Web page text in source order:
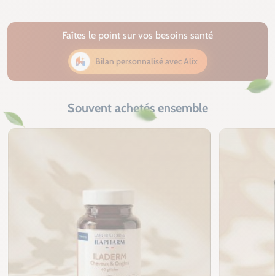
Faîtes le point sur vos besoins santé
Bilan personnalisé avec Alix
Souvent achetés ensemble